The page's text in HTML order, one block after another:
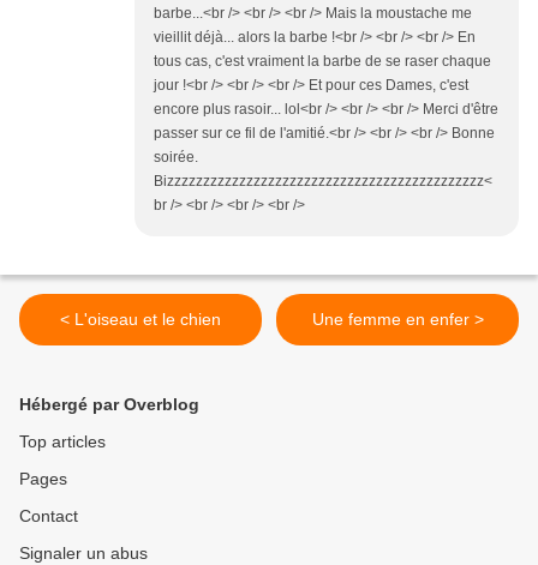
barbe...<br /> <br /> <br /> Mais la moustache me
vieillit déjà... alors la barbe !<br /> <br /> <br /> En
tous cas, c'est vraiment la barbe de se raser chaque
jour !<br /> <br /> <br /> Et pour ces Dames, c'est
encore plus rasoir... lol<br /> <br /> <br /> Merci d'être
passer sur ce fil de l'amitié.<br /> <br /> <br /> Bonne
soirée.
Bizzzzzzzzzzzzzzzzzzzzzzzzzzzzzzzzzzzzzzzzzzzz<
br /> <br /> <br /> <br />
< L'oiseau et le chien Une femme en enfer >
Hébergé par Overblog
Top articles
Pages
Contact
Signaler un abus